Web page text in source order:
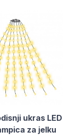
ukras LED
za jelku